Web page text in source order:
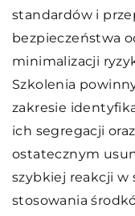
standardów i
bezpieczeństwa
minimalizacji
Szkolenia
zakresie
ich segregacji
ostatecznym
szybkiej reakcji w
stosowania